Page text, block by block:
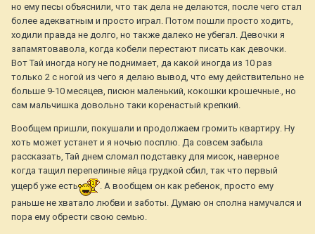
но ему песы объяснили, что так дела не делаются, после чего стал
более адекватным и просто играл. Потом пошли просто ходить,
ходили правда не долго, но также далеко не убегал. Девочки я
запамятовавола, когда кобели перестают писать как девочки.
Вот Тай иногда ногу не поднимает, да какой иногда из 10 раз
только 2 с ногой из чего я делаю вывод, что ему действительно не
больше 9-10 месяцев, писюн маленький, кокошки крошечные., но
сам мальчишка довольно таки коренастый крепкий.
Вообщем пришли, покушали и продолжаем громить квартиру. Ну
хоть может устанет и я ночью посплю. Да совсем забыла
рассказать, Тай днем сломал подставку для мисок, наверное
когда тащил перепелиные яйца грудкой сбил, так что первый
ущерб уже есть
. А вообщем он как ребенок, просто ему
раньше не хватало любви и заботы. Думаю он сполна намучался и
пора ему обрести свою семью.